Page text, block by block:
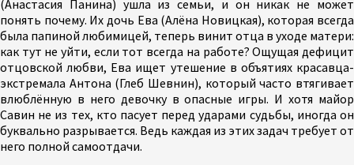
(Анастасия Панина) ушла из семьи, и он никак не может
понять почему. Их дочь Ева (Алёна Новицкая), которая всегда
была папиной любимицей, теперь винит отца в уходе матери:
как тут не уйти, если тот всегда на работе? Ощущая дефицит
отцовской любви, Ева ищет утешение в объятиях красавца-
экстремала Антона (Глеб Шевнин), который часто втягивает
влюблённую в него девочку в опасные игры. И хотя майор
Савин не из тех, кто пасует перед ударами судьбы, иногда он
буквально разрывается. Ведь каждая из этих задач требует от
него полной самоотдачи.